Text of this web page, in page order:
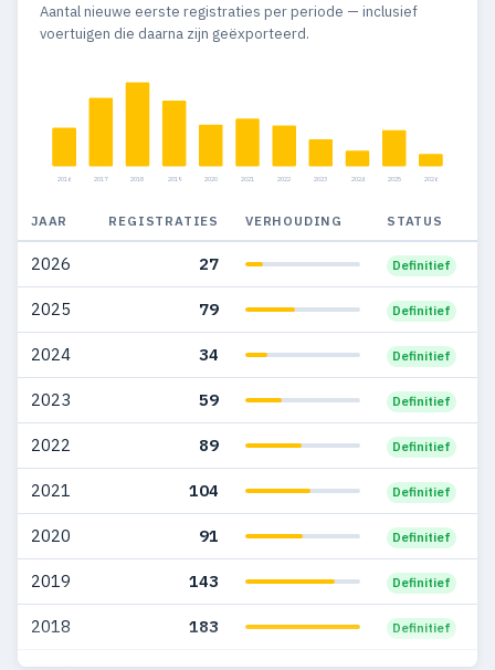
2014 116
93
2009 169 84
2008 215 112
2007 203 109
2006 124 65
2005 50 27
2004 43 39
2003 41 37
2002 9 9
2001 6 5
Aantal nieuwe eerste registraties per periode — inclusief
voertuigen die daarna zijn geëxporteerd.
2016 2017 2018 2019 2020 2021 2022 2023 2024 2025 2026
JAAR REGISTRATIES VERHOUDING STATUS
2026 27 Definitief
2025 79 Definitief
2024 34 Definitief
2023 59 Definitief
2022 89 Definitief
2021 104 Definitief
2020 91 Definitief
2019 143 Definitief
2018 183 Definitief